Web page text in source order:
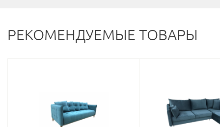
РЕКОМЕНДУЕМЫЕ ТОВАРЫ